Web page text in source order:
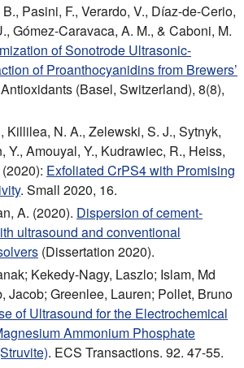
Pasini, F., Verardo, V., Díaz-de-Cerio,
Gómez-Caravaca, A. M., & Caboni, M.
of Sonotrode Ultrasonic-
of Proanthocyanidins from Brewers’
(Basel, Switzerland), 8(8),
Killilea, N. A., Zelewski, S. J., Sytnyk,
Y., Amouyal, Y., Kudrawiec, R., Heiss,
Exfoliated CrPS4 with Promising
. Small 2020, 16.
A. (2020). Dispersion of cement-
ultrasound and conventional
(Dissertation 2020).
Kekedy-Nagy, Laszlo; Islam, Md
Jacob; Greenlee, Lauren; Pollet, Bruno
of Ultrasound for the Electrochemical
Ammonium Phosphate
. ECS Transactions. 92. 47-55.